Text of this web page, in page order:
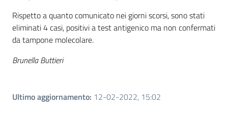
Rispetto a quanto comunicato nei giorni scorsi, sono stati
eliminati 4 casi, positivi a test antigenico ma non confermati
da tampone molecolare.
Brunella Buttieri
Ultimo aggiornamento: 12-02-2022, 15:02